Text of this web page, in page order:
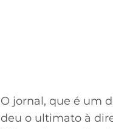
O jornal, que é um
deu o ultimato à